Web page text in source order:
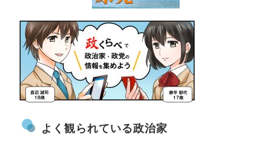
よく観られている政治家